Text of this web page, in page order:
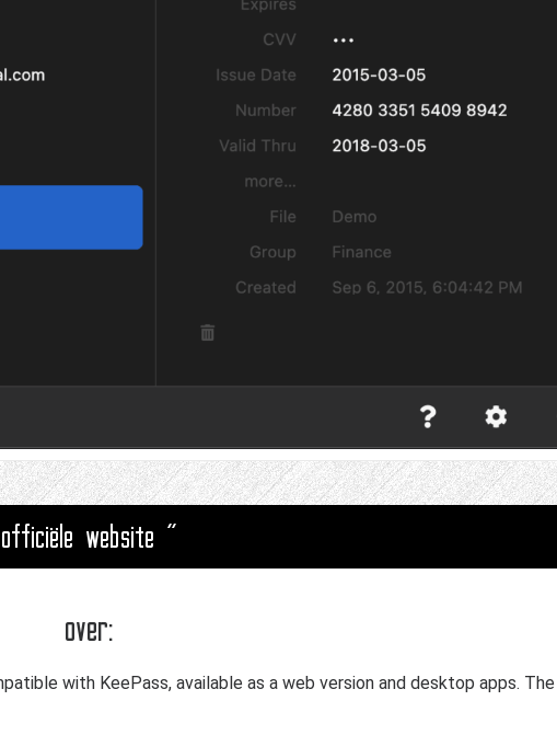
officiële website "
over:
with KeePass, available as a web version and desktop apps. The